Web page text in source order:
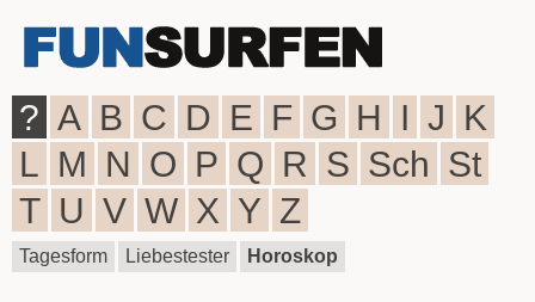
? A B C D E F G H I J K
L M N O P Q R S Sch St
T U V W X Y Z
Tagesform Liebestester Horoskop